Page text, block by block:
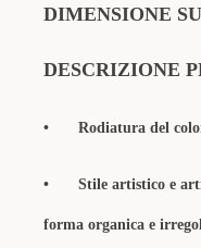
DIMENSIONE
DESCRIZIONE
• Rodiatura del
• Stile artistico e
forma organica e